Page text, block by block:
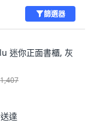
篩選器
迷你正面書櫃, 灰
達